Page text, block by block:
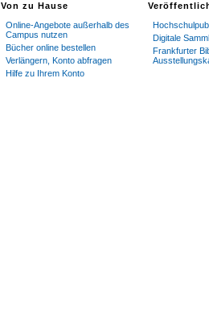
Von zu Hause
Online-Angebote außerhalb des
Campus nutzen
Bücher online bestellen
Verlängern, Konto abfragen
Hilfe zu Ihrem Konto
Digitale
Frankfurter